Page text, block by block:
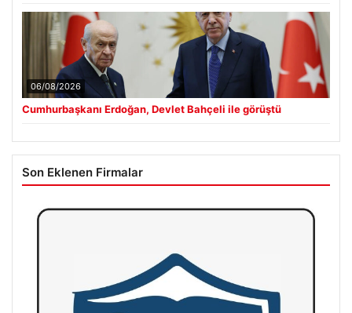
06/08/2026
Cumhurbaşkanı Erdoğan, Devlet Bahçeli ile görüştü
Son Eklenen Firmalar